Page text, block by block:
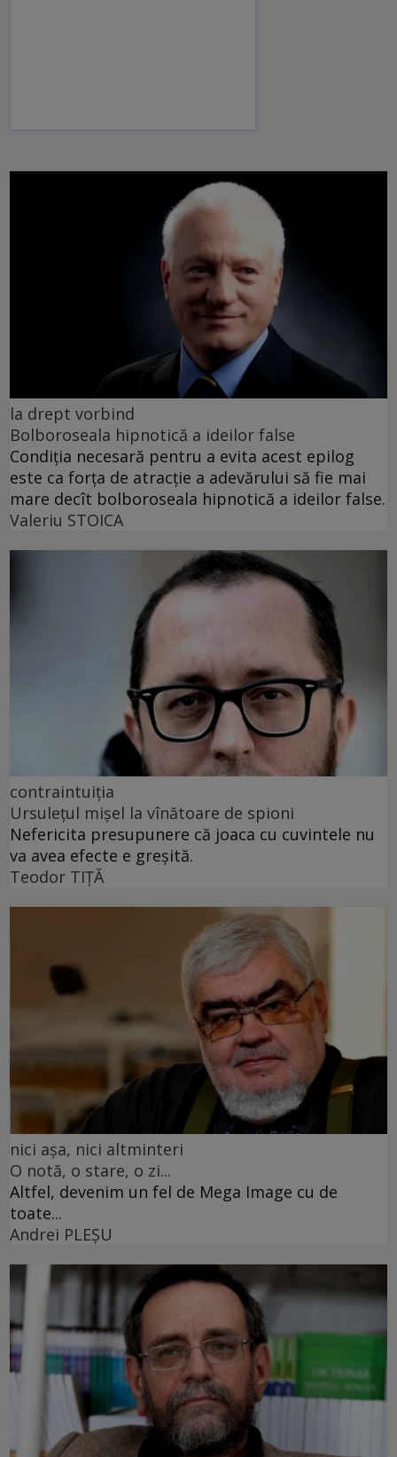
la drept vorbind
Bolboroseala hipnotică a ideilor false
Condiția necesară pentru a evita acest epilog
este ca forța de atracție a adevărului să fie mai
mare decît bolboroseala hipnotică a ideilor false.
Valeriu STOICA
contraintuiția
Ursulețul mișel la vînătoare de spioni
Nefericita presupunere că joaca cu cuvintele nu
va avea efecte e greșită.
Teodor TIŢĂ
nici așa, nici altminteri
O notă, o stare, o zi...
Altfel, devenim un fel de Mega Image cu de
toate...
Andrei PLEŞU